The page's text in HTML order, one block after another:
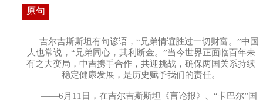
原句
吉尔吉斯斯坦有句谚语，“兄弟情谊胜过一切财富。”中国
人也常说，“兄弟同心，其利断金。”当今世界正面临百年未
有之大变局，中吉携手合作，共迎挑战，确保两国关系持续
稳定健康发展，是历史赋予我们的责任。
——6月11日，在吉尔吉斯斯坦《言论报》、“卡巴尔”国